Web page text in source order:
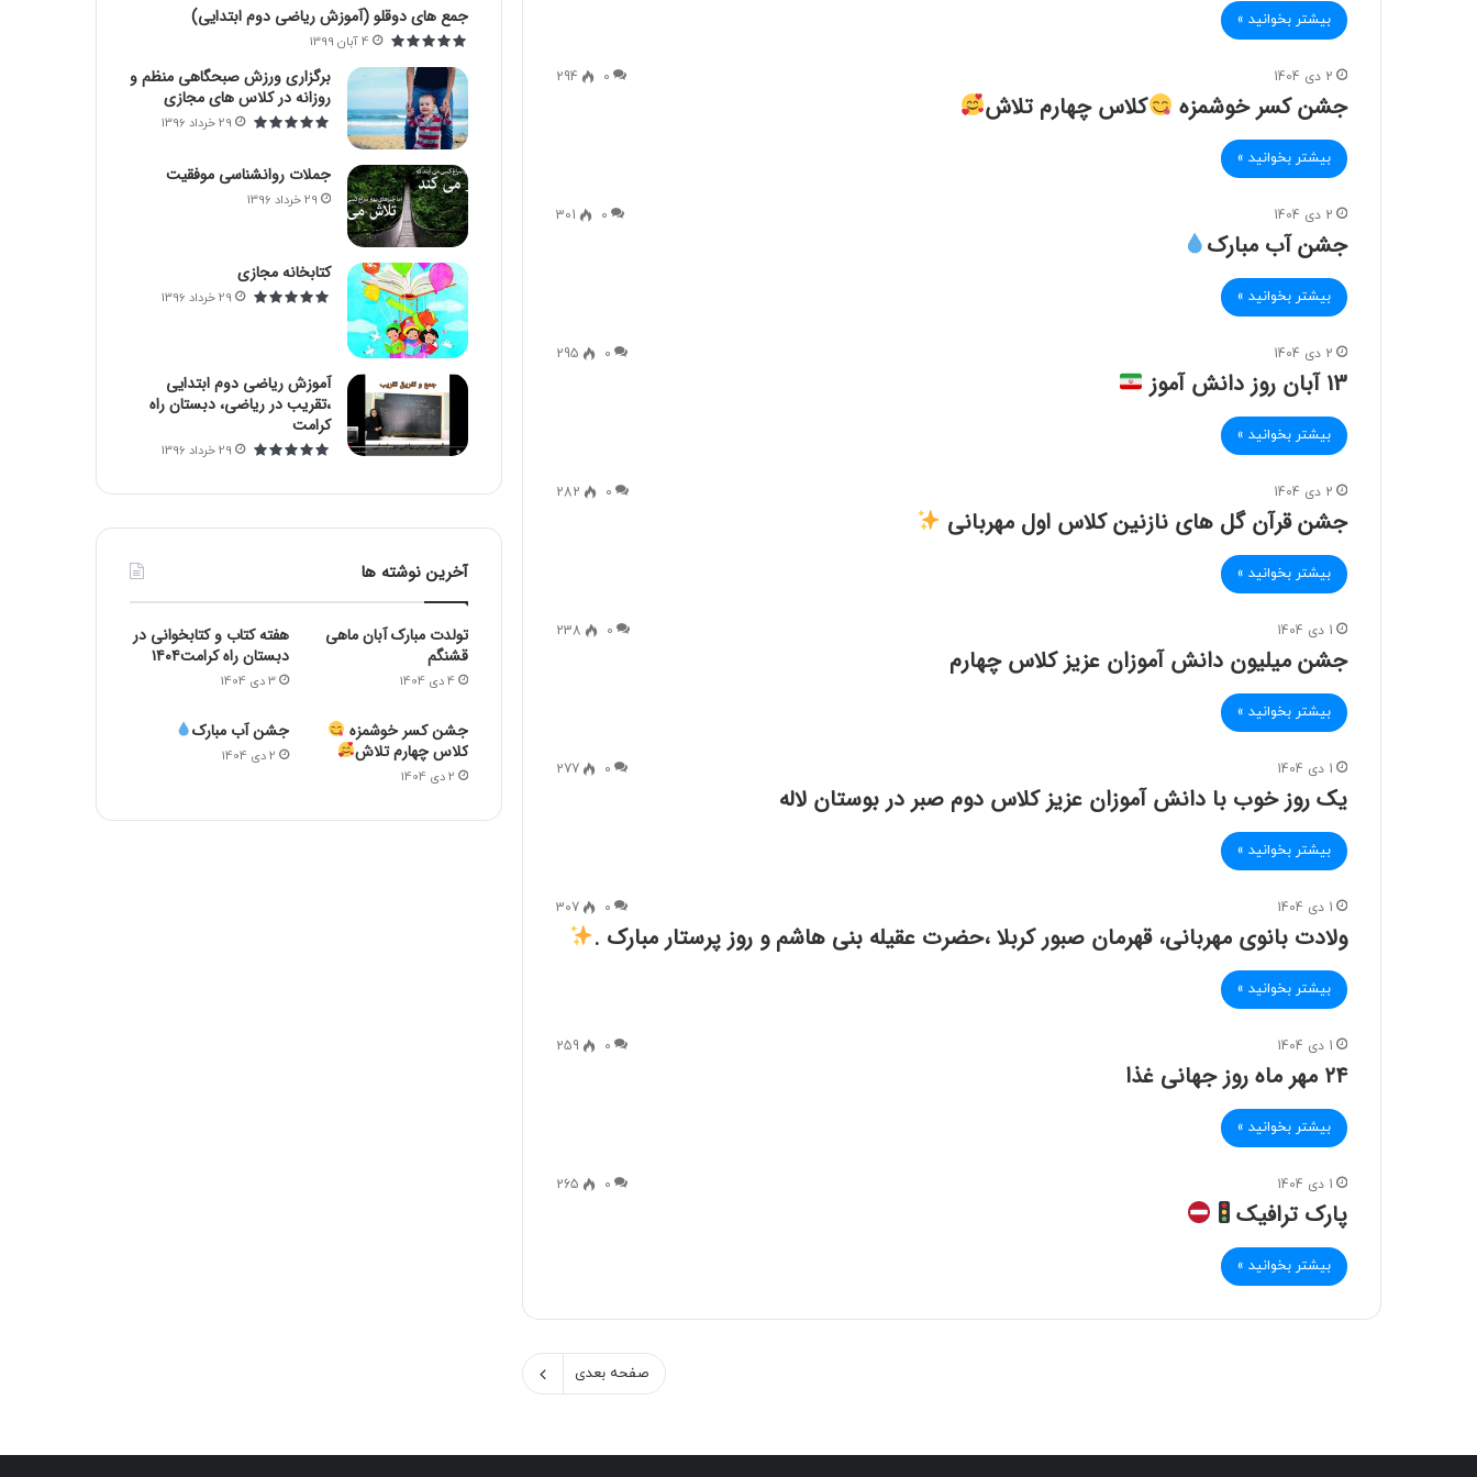
بیشتر بخوانید »
2 دی 1404 0
294
جشن کسر خوشمزه کلاس چهارم تلاش
بیشتر بخوانید »
2 دی 1404 0
301
جشن آب مبارک
بیشتر بخوانید »
2 دی 1404 0
295
13 آبان روز دانش آموز
بیشتر بخوانید »
2 دی 1404 0
282
جشن قرآن گل های نازنین کلاس اول مهربانی
بیشتر بخوانید »
1 دی 1404 0
238
جشن میلیون دانش آموزان عزیز کلاس چهارم
بیشتر بخوانید »
1 دی 1404 0
277
یک روز خوب با دانش آموزان عزیز کلاس دوم صبر در بوستان لاله
بیشتر بخوانید »
1 دی 1404 0
307
ولادت بانوی مهربانی، قهرمان صبور کربلا ،حضرت عقیله بنی هاشم و روز پرستار مبارک .
بیشتر بخوانید »
1 دی 1404 0
259
۲۴ مهر ماه روز جهانی غذا
بیشتر بخوانید »
1 دی 1404 0
265
پارک ترافیک
بیشتر بخوانید »
صفحه بعدی
:
جمع های دوقلو (آموزش ریاضی دوم ابتدایی)
4 آبان 1399
برگزاری ورزش صبحگاهی منظم و
روزانه در کلاس های مجازی
29 خرداد 1396
جملات روانشناسی موفقیت
29 خرداد 1396
کتابخانه مجازی
29 خرداد 1396
آموزش ریاضی دوم ابتدایی
،تقریب در ریاضی، دبستان راه
کرامت
29 خرداد 1396
آخرین نوشته ها
تولدت مبارک آبان ماهی
قشنگم
4 دی 1404
هفته کتاب و کتابخوانی در
دبستان راه کرامت۱۴۰۴
3 دی 1404
جشن کسر خوشمزه
کلاس چهارم تلاش
2 دی 1404
جشن آب مبارک
2 دی 1404